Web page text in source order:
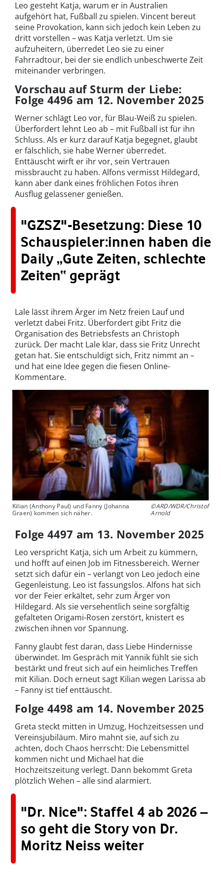
Leo gesteht Katja, warum er in Australien
aufgehört hat, Fußball zu spielen. Vincent bereut
seine Provokation, kann sich jedoch kein Leben zu
dritt vorstellen – was Katja verletzt. Um sie
aufzuheitern, überredet Leo sie zu einer
Fahrradtour, bei der sie endlich unbeschwerte Zeit
miteinander verbringen.
Vorschau auf Sturm der Liebe:
Folge 4496 am 12. November 2025
Werner schlägt Leo vor, für Blau-Weiß zu spielen.
Überfordert lehnt Leo ab – mit Fußball ist für ihn
Schluss. Als er kurz darauf Katja begegnet, glaubt
er fälschlich, sie habe Werner überredet.
Enttäuscht wirft er ihr vor, sein Vertrauen
missbraucht zu haben. Alfons vermisst Hildegard,
kann aber dank eines fröhlichen Fotos ihren
Ausflug gelassener genießen.
"GZSZ"-Besetzung: Diese 10
Schauspieler:innen haben die
Daily „Gute Zeiten, schlechte
Zeiten“ geprägt
Lale lässt ihrem Ärger im Netz freien Lauf und
verletzt dabei Fritz. Überfordert gibt Fritz die
Organisation des Betriebsfests an Christoph
zurück. Der macht Lale klar, dass sie Fritz Unrecht
getan hat. Sie entschuldigt sich, Fritz nimmt an –
und hat eine Idee gegen die fiesen Online-
Kommentare.
Kilian (Anthony Paul) und Fanny (Johanna
Graen) kommen sich näher.
©ARD/WDR/Christof
Arnold
Folge 4497 am 13. November 2025
Leo verspricht Katja, sich um Arbeit zu kümmern,
und hofft auf einen Job im Fitnessbereich. Werner
setzt sich dafür ein – verlangt von Leo jedoch eine
Gegenleistung. Leo ist fassungslos. Alfons hat sich
vor der Feier erkältet, sehr zum Ärger von
Hildegard. Als sie versehentlich seine sorgfältig
gefalteten Origami-Rosen zerstört, knistert es
zwischen ihnen vor Spannung.
Fanny glaubt fest daran, dass Liebe Hindernisse
überwindet. Im Gespräch mit Yannik fühlt sie sich
bestärkt und freut sich auf ein heimliches Treffen
mit Kilian. Doch erneut sagt Kilian wegen Larissa ab
– Fanny ist tief enttäuscht.
Folge 4498 am 14. November 2025
Greta steckt mitten in Umzug, Hochzeitsessen und
Vereinsjubiläum. Miro mahnt sie, auf sich zu
achten, doch Chaos herrscht: Die Lebensmittel
kommen nicht und Michael hat die
Hochzeitszeitung verlegt. Dann bekommt Greta
plötzlich Wehen – alle sind alarmiert.
"Dr. Nice": Staffel 4 ab 2026 –
so geht die Story von Dr.
Moritz Neiss weiter